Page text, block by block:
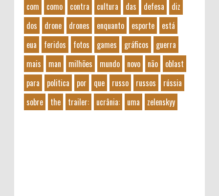
com
como contra cultura das defesa
diz
dos
drone drones enquanto esporte
está
eua
feridos fotos games gráficos
guerra
mais
man milhões mundo novo não
oblast
para
politica por que russo russos
rússia
sobre
the trailer: ucrânia: uma zelenskyy